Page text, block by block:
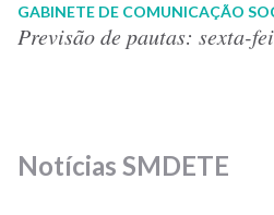
GABINETE DE COMUNICAÇÃO
Previsão de pautas: sexta-
Notícias SMDETE